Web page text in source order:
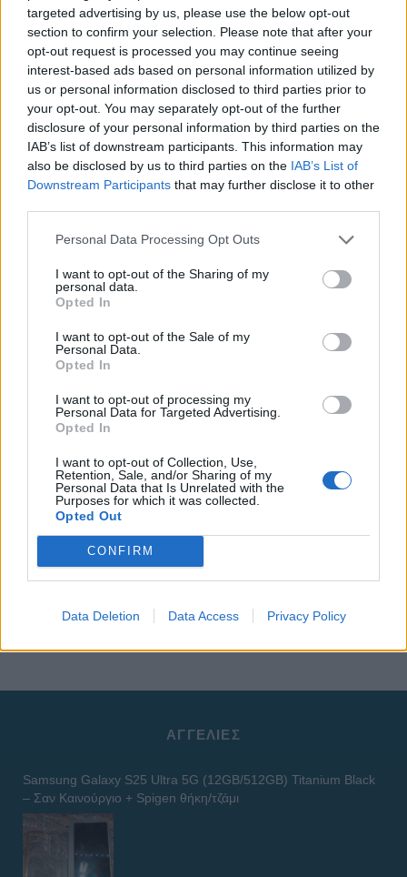
targeted advertising by us, please use the below opt-out
section to confirm your selection. Please note that after your
opt-out request is processed you may continue seeing
interest-based ads based on personal information utilized by
us or personal information disclosed to third parties prior to
your opt-out. You may separately opt-out of the further
disclosure of your personal information by third parties on the
IAB’s list of downstream participants. This information may
also be disclosed by us to third parties on the IAB’s List of
Downstream Participants that may further disclose it to other
Personal Data Processing Opt Outs
I want to opt-out of the Sharing of my
personal data.
Opted In
I want to opt-out of the Sale of my
Personal Data.
Opted In
I want to opt-out of processing my
Personal Data for Targeted Advertising.
Opted In
I want to opt-out of Collection, Use,
Retention, Sale, and/or Sharing of my
Personal Data that Is Unrelated with the
Purposes for which it was collected.
Opted Out
CONFIRM
Data Deletion Data Access Privacy Policy
ΑΓΓΕΛΊΕΣ
Samsung Galaxy S25 Ultra 5G (12GB/512GB) Titanium Black
– Σαν Καινούργιο + Spigen θήκη/τζάμι